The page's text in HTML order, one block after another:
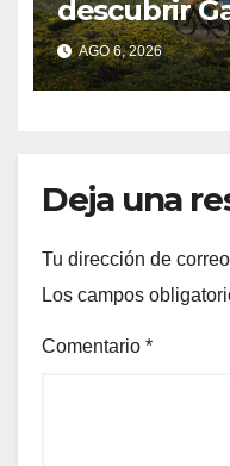
descubrir
través de
kilómetros
AGO 6, 2026
Deja una
Tu dirección de
Los campos
Comentario *